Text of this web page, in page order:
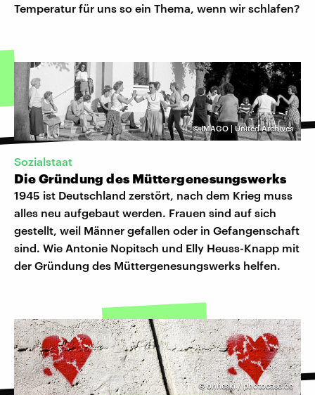
Temperatur für uns so ein Thema, wenn wir schlafen?
©IMAGO | United Archives
Sozialstaat
Die Gründung des Müttergenesungswerks
1945 ist Deutschland zerstört, nach dem Krieg muss
alles neu aufgebaut werden. Frauen sind auf sich
gestellt, weil Männer gefallen oder in Gefangenschaft
sind. Wie Antonie Nopitsch und Elly Heuss-Knapp mit
der Gründung des Müttergenesungswerks helfen.
©ohneski / photocase.de